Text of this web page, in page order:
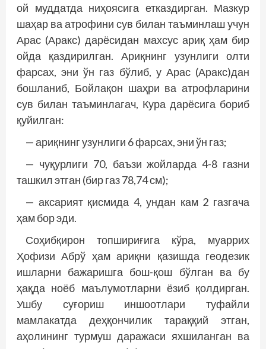
ой муддатда ниҳоясига етказдирган. Мазкур
шаҳар ва атрофини сув билан таъминлаш учун
Арас (Аракс) дарёсидан махсус ариқ ҳам бир
ойда қаздирилган. Ариқнинг узунлиги олти
фарсах, эни ўн газ бўлиб, у Арас (Аракс)дан
бошланиб, Бойлақон шаҳри ва атрофларини
сув билан таъминлагач, Кура дарёсига бориб
қуйилган:
— ариқнинг узунлиги 6 фарсах, эни ўн газ;
— чуқурлиги 70, баъзи жойларда 4-8 газни
ташкил этган (бир газ 78,74 см);
— аксарият қисмида 4, ундан кам 2 газгача
ҳам бор эди.
Соҳибқирон топшириғига кўра, муаррих
Ҳофизи Абрў ҳам ариқни қазишда геодезик
ишларни бажаришга бош-қош бўлган ва бу
ҳақда ноёб маълумотларни ёзиб қолдирган.
Ушбу суғориш иншоотлари туфайли
мамлакатда деҳқончилик тараққий этган,
аҳолининг турмуш даражаси яхшиланган ва